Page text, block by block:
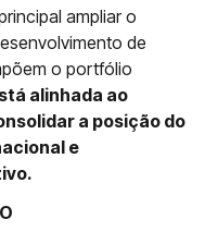
ampliar o
de
o portfólio
alinhada ao
a posição do
e